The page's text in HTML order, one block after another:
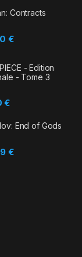
Contracts
€
- Edition
- Tome 3
€
End of Gods
€